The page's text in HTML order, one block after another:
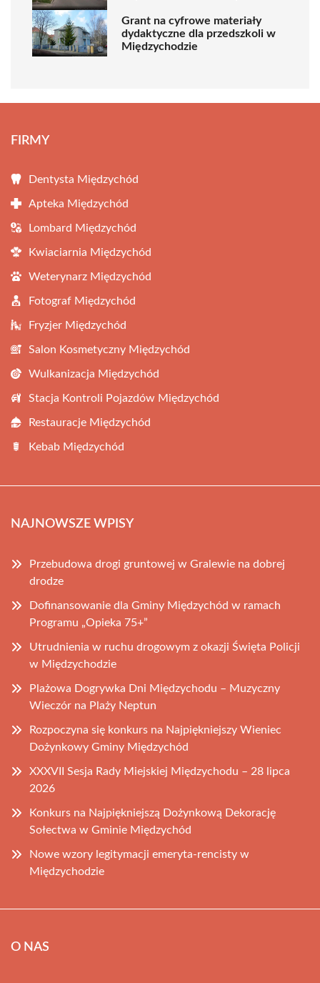
Grant na cyfrowe materiały
dydaktyczne dla przedszkoli w
Międzychodzie
FIRMY
Dentysta Międzychód
Apteka Międzychód
Lombard Międzychód
Kwiaciarnia Międzychód
Weterynarz Międzychód
Fotograf Międzychód
Fryzjer Międzychód
Salon Kosmetyczny Międzychód
Wulkanizacja Międzychód
Stacja Kontroli Pojazdów Międzychód
Restauracje Międzychód
Kebab Międzychód
NAJNOWSZE WPISY
Przebudowa drogi gruntowej w Gralewie na dobrej
drodze
Dofinansowanie dla Gminy Międzychód w ramach
Programu „Opieka 75+”
Utrudnienia w ruchu drogowym z okazji Święta Policji
w Międzychodzie
Plażowa Dogrywka Dni Międzychodu – Muzyczny
Wieczór na Plaży Neptun
Rozpoczyna się konkurs na Najpiękniejszy Wieniec
Dożynkowy Gminy Międzychód
XXXVII Sesja Rady Miejskiej Międzychodu – 28 lipca
2026
Konkurs na Najpiękniejszą Dożynkową Dekorację
Sołectwa w Gminie Międzychód
Nowe wzory legitymacji emeryta-rencisty w
Międzychodzie
O NAS